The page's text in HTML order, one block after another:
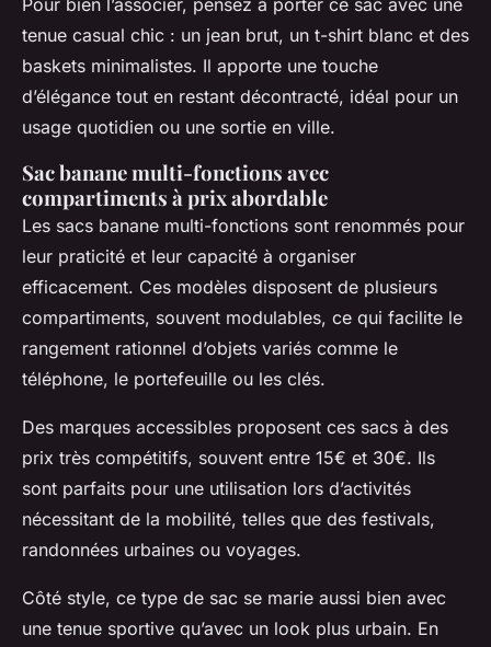
Pour bien l’associer, pensez à porter ce sac avec une
tenue casual chic : un jean brut, un t-shirt blanc et des
baskets minimalistes. Il apporte une touche
d’élégance tout en restant décontracté, idéal pour un
usage quotidien ou une sortie en ville.
Sac banane multi-fonctions avec
compartiments à prix abordable
Les sacs banane multi-fonctions sont renommés pour
leur praticité et leur capacité à organiser
efficacement. Ces modèles disposent de plusieurs
compartiments, souvent modulables, ce qui facilite le
rangement rationnel d’objets variés comme le
téléphone, le portefeuille ou les clés.
Des marques accessibles proposent ces sacs à des
prix très compétitifs, souvent entre 15€ et 30€. Ils
sont parfaits pour une utilisation lors d’activités
nécessitant de la mobilité, telles que des festivals,
randonnées urbaines ou voyages.
Côté style, ce type de sac se marie aussi bien avec
une tenue sportive qu’avec un look plus urbain. En